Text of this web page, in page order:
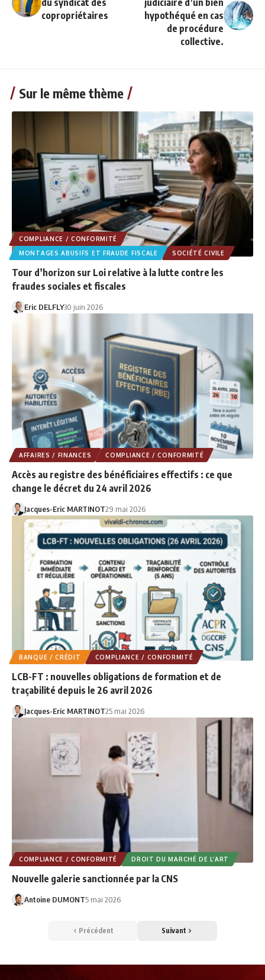
du syndicat des
copropriétaires
judiciaire d’un bien
hypothéqué en cas
de procédure
collective.
Sur le même thème
COMPLIANCE / CONFORMITÉ
MONTAGES ABUSIFS ET FRAUDE FISCALE
SOCIÉTÉ CIVILE
Tour d’horizon sur Loi relative à la lutte contre les
fraudes sociales et fiscales
Eric DELFLY30 juin 2026
AFFAIRES / FINANCES COMPLIANCE / CONFORMITÉ
Accès au registre des bénéficiaires effectifs : ce que
change le décret du 24 avril 2026
Jacques-Eric MARTINOT29 mai 2026
BANQUE / CRÉDIT COMPLIANCE / CONFORMITÉ
LCB-FT : nouvelles obligations de formation et de
traçabilité depuis le 26 avril 2026
Jacques-Eric MARTINOT25 mai 2026
COMPLIANCE / CONFORMITÉ DROIT DU MARCHÉ DE L’ART
Nouvelle galerie sanctionnée par la CNS
Antoine DUMONT5 mai 2026
Précédent Suivant